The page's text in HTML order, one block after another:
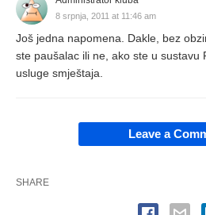
8 srpnja, 2011 at 11:46 am
Još jedna napomena. Dakle, bez
ste paušalac ili ne, ako ste u sustavu
usluge smještaja.
Leave a
SHARE